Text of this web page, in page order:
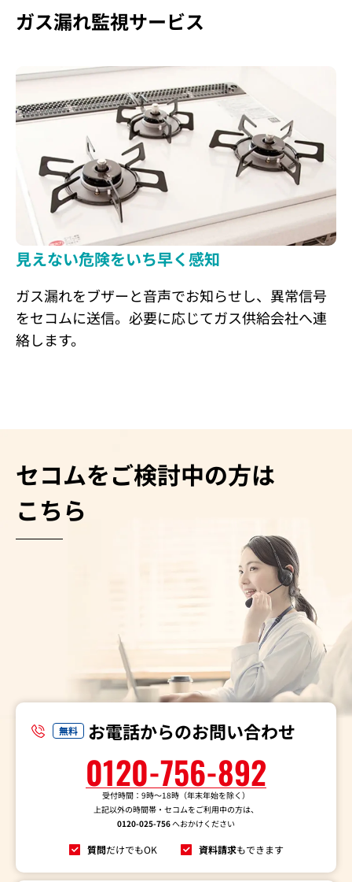
ガス漏れ監視サービス
見えない危険をいち早く感知
ガス漏れをブザーと音声でお知らせし、異常信号
をセコムに送信。必要に応じてガス供給会社へ連
絡します。
セコムをご検討中の方は
こちら
無料 お電話からのお問い合わせ
0120-756-892
受付時間：9時～18時（年末年始を除く）
上記以外の時間帯・セコムをご利用中の方は、
0120-025-756へおかけください
質問だけでもOK 資料請求もできます